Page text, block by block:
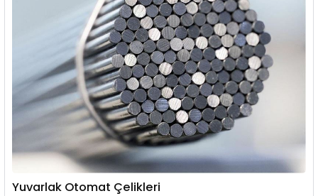
Yuvarlak Otomat Çelikleri